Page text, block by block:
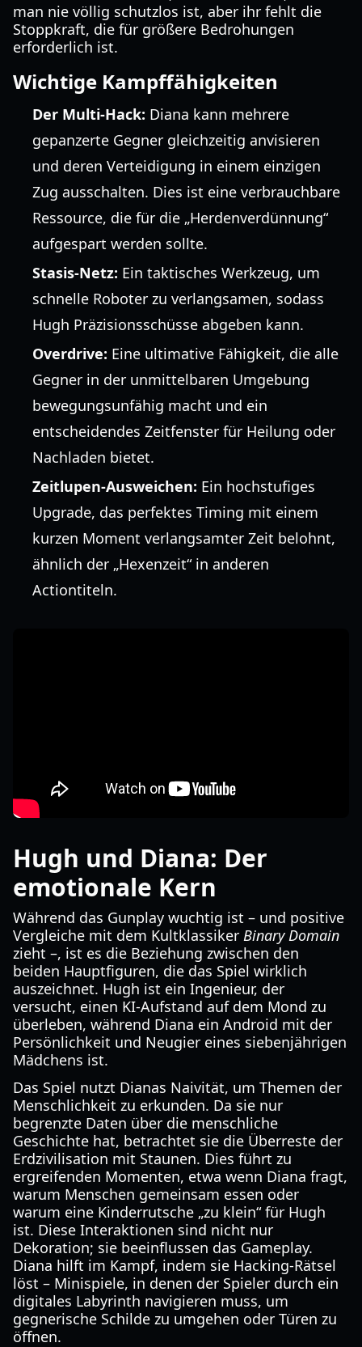
man nie völlig schutzlos ist, aber ihr fehlt die
Stoppkraft, die für größere Bedrohungen
erforderlich ist.
Wichtige Kampffähigkeiten
Der Multi-Hack: Diana kann mehrere
gepanzerte Gegner gleichzeitig anvisieren
und deren Verteidigung in einem einzigen
Zug ausschalten. Dies ist eine verbrauchbare
Ressource, die für die „Herdenverdünnung“
aufgespart werden sollte.
Stasis-Netz: Ein taktisches Werkzeug, um
schnelle Roboter zu verlangsamen, sodass
Hugh Präzisionsschüsse abgeben kann.
Overdrive: Eine ultimative Fähigkeit, die alle
Gegner in der unmittelbaren Umgebung
bewegungsunfähig macht und ein
entscheidendes Zeitfenster für Heilung oder
Nachladen bietet.
Zeitlupen-Ausweichen: Ein hochstufiges
Upgrade, das perfektes Timing mit einem
kurzen Moment verlangsamter Zeit belohnt,
ähnlich der „Hexenzeit“ in anderen
Actiontiteln.
Hugh und Diana: Der
emotionale Kern
Während das Gunplay wuchtig ist – und positive
Vergleiche mit dem Kultklassiker Binary Domain
zieht –, ist es die Beziehung zwischen den
beiden Hauptfiguren, die das Spiel wirklich
auszeichnet. Hugh ist ein Ingenieur, der
versucht, einen KI-Aufstand auf dem Mond zu
überleben, während Diana ein Android mit der
Persönlichkeit und Neugier eines siebenjährigen
Mädchens ist.
Das Spiel nutzt Dianas Naivität, um Themen der
Menschlichkeit zu erkunden. Da sie nur
begrenzte Daten über die menschliche
Geschichte hat, betrachtet sie die Überreste der
Erdzivilisation mit Staunen. Dies führt zu
ergreifenden Momenten, etwa wenn Diana fragt,
warum Menschen gemeinsam essen oder
warum eine Kinderrutsche „zu klein“ für Hugh
ist. Diese Interaktionen sind nicht nur
Dekoration; sie beeinflussen das Gameplay.
Diana hilft im Kampf, indem sie Hacking-Rätsel
löst – Minispiele, in denen der Spieler durch ein
digitales Labyrinth navigieren muss, um
gegnerische Schilde zu umgehen oder Türen zu
öffnen.